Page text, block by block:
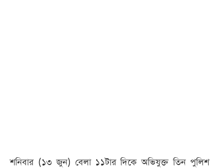
শনিবার (১৩ জুন) বেলা ১১টার দিকে অভিযুক্ত তিন পুলিশ